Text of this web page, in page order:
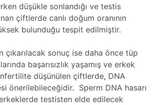
düşükle sonlandığı ve testis
çiftlerde canlı doğum oranının
bulunduğu tespit edilmiştir.
çıkarılacak sonuç ise daha önce tüp
başarısızlık yaşamış ve erkek
düşünülen çiftlerde, DNA
önerilebileceğidir. Sperm DNA hasarı
testisten elde edilecek